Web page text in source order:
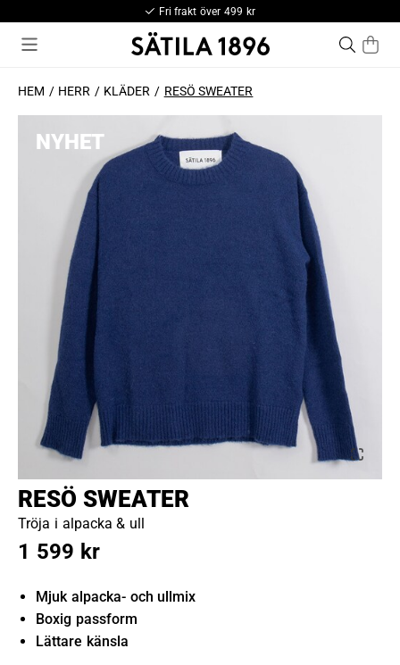
Fri frakt över 499 kr
HEM HERR KLÄDER RESÖ SWEATER
NYHET
RESÖ SWEATER
Tröja i alpacka & ull
1 599 kr
Mjuk alpacka- och ullmix
Boxig passform
Lättare känsla